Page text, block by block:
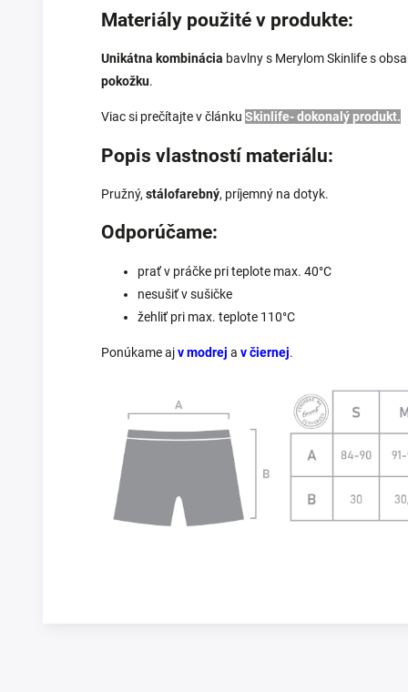
Materiály použité v produkte:
Unikátna kombinácia bavlny s Merylom Skinlife s
pokožku.
Viac si prečítajte v článku Skinlife- dokonalý produkt.
Popis vlastností materiálu:
Pružný, stálofarebný, príjemný na dotyk.
Odporúčame:
prať v práčke pri teplote max. 40°C
nesušiť v sušičke
žehliť pri max. teplote 110°C
Ponúkame ajv modrej a v čiernej.